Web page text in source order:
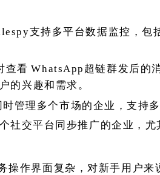
支持多平台数据监控，包
查看 WhatsApp超链群发后的
的兴趣和需求。
时管理多个市场的企业，支持
社交平台同步推广的企业，
操作界面复杂，对新手用户来